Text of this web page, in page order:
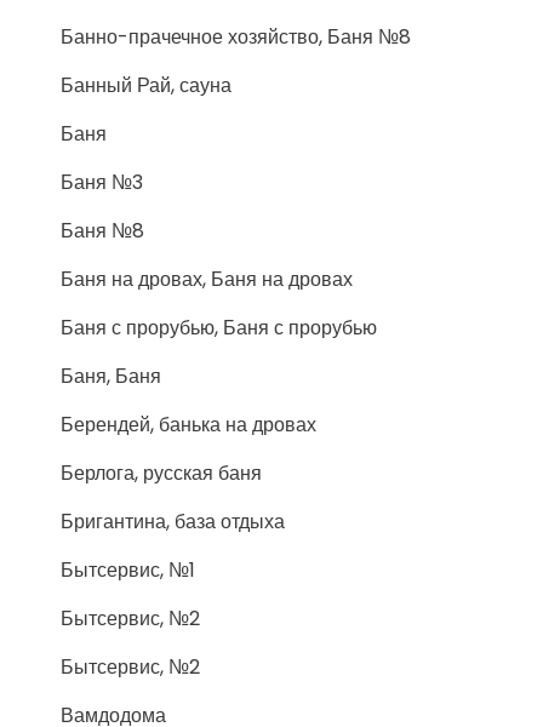
Банно-прачечное хозяйство, Баня №8
Банный Рай, сауна
Баня
Баня №3
Баня №8
Баня на дровах, Баня на дровах
Баня с прорубью, Баня с прорубью
Баня, Баня
Берендей, банька на дровах
Берлога, русская баня
Бригантина, база отдыха
Бытсервис, №1
Бытсервис, №2
Бытсервис, №2
Вамдодома